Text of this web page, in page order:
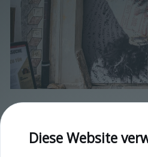
Matejschek.jpg
Diese Website